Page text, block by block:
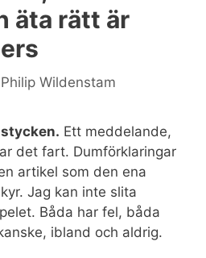
äta rätt är
Philip Wildenstam
Ett meddelande,
det fart. Dumförklaringar
artikel som den ena
Jag kan inte slita
Båda har fel, båda
ibland och aldrig.